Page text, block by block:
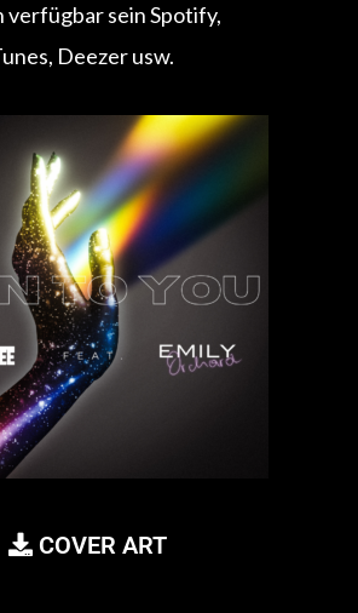
sein Spotify,
Deezer usw.
COVER ART